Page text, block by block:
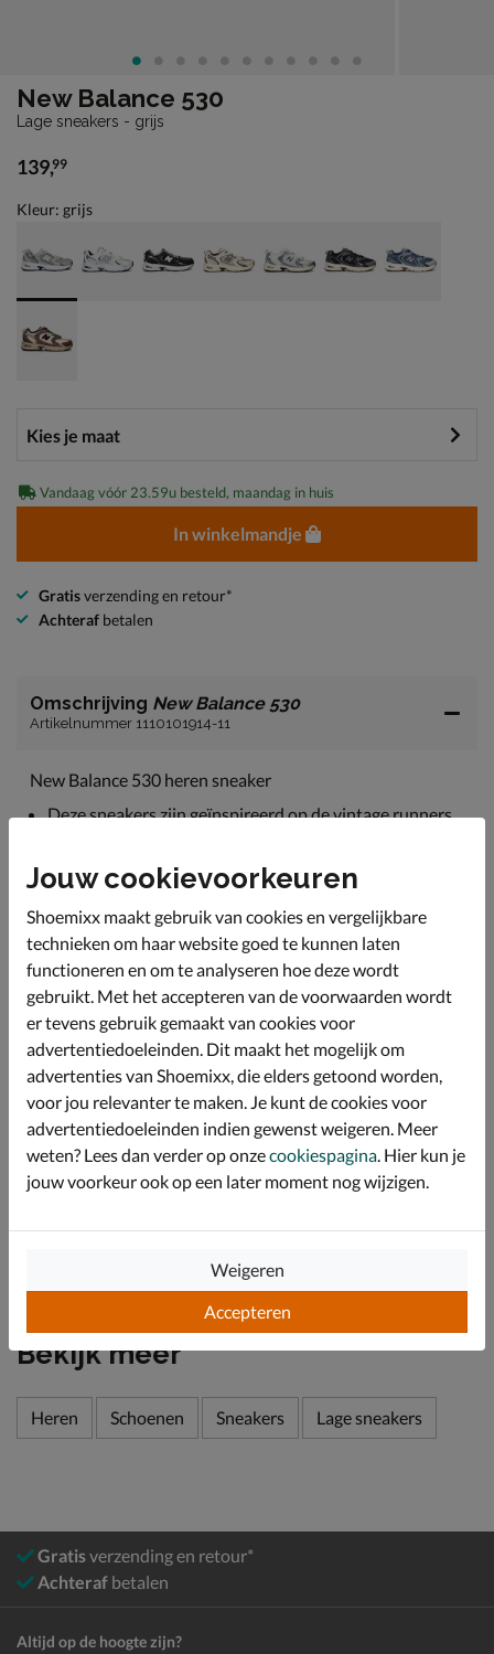
New Balance 530
Lage sneakers - grijs
€ 139,99
139,99
Kleur: grijs
Vandaag vóór 23.59u besteld, maandag in huis
In winkelmandje
Gratisverzending en retour*
Achteraf betalen
Omschrijving New Balance 530
Artikelnummer 1110101914-11
New Balance 530 heren sneaker
Deze sneakers zijn geïnspireerd op de vintage runners
Uitgevoerd in een combinatie van imitatieleer en mesh-
textiel. Hierdoor kan warmte snel afgevoerd worden en
heeft de schoen ene goede doorademing.
Gevoerd met zacht textiel en voorzien van een
gewatteerde enkelkraag voor meer comfort rond de
hiel en enkel.
Bevat een geperforeerd foam-voetbed voor goede
demping. De perforatie biedt een goede warmte-en
vochtafvoer waardoor je een goed voetklimaat ervaart.
Afgewerkt met de innovatieve Abzorb-loopzool. Deze
vangt de schokken waardoor de voeten minder snel
vermoeid raken. Daarnaast zorgt het grove profiel voor
betere grip tijdens het lopen of sporten.
Bekijk meer
Heren Schoenen Sneakers Lage sneakers
Gratisverzending en retour*
Achteraf betalen
Altijd op de hoogte zijn?
Jouw cookievoorkeuren
Shoemixx maakt gebruik van cookies en vergelijkbare
technieken om haar website goed te kunnen laten
functioneren en om te analyseren hoe deze wordt
gebruikt. Met het accepteren van de voorwaarden wordt
er tevens gebruik gemaakt van cookies voor
advertentiedoeleinden. Dit maakt het mogelijk om
advertenties van Shoemixx, die elders getoond worden,
voor jou relevanter te maken. Je kunt de cookies voor
advertentiedoeleinden indien gewenst weigeren. Meer
weten? Lees dan verder op onzecookiespagina. Hier kun je
jouw voorkeur ook op een later moment nog wijzigen.
Accepteren
Weigeren